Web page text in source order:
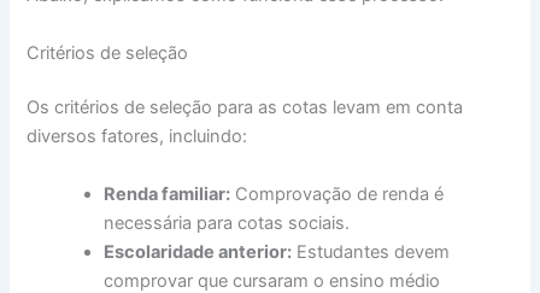
Critérios de seleção
Os critérios de seleção para as cotas levam em conta
diversos fatores, incluindo:
Renda familiar: Comprovação de renda é
necessária para cotas sociais.
Escolaridade anterior: Estudantes devem
comprovar que cursaram o ensino médio